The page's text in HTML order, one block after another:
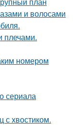
и волосами
плечами.
номером
сериала
с хвостиком.